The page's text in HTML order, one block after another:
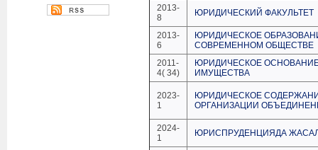
2013-
8
ЮРИДИЧЕСКИЙ ФАКУЛЬТЕТ
2013-
6
ЮРИДИЧЕСКОЕ
СОВРЕМЕННОМ ОБЩЕСТВЕ
2011-
4( 34)
ЮРИДИЧЕСКОЕ
ИМУЩЕСТВА
2023-
1
ЮРИДИЧЕСКОЕ
ОРГАНИЗАЦИИ
2024-
1
ЮРИСПРУДЕНЦИЯДА